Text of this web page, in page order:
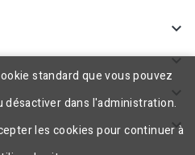




standard que vous pouvez
dans l'administration.
les cookies pour continuer à